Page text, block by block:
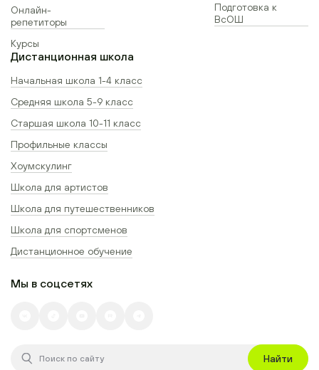
Онлайн-
репетиторы
Курсы
Подготовка к
ВсОШ
Дистанционная школа
Начальная школа 1-4 класс
Средняя школа 5-9 класс
Старшая школа 10-11 класс
Профильные классы
Хоумскулинг
Школа для артистов
Школа для путешественников
Школа для спортсменов
Дистанционное обучение
Мы в соцсетях
Найти